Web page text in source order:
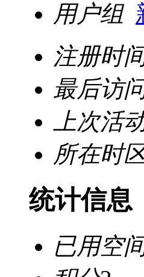
用户组
注册时
最后访
上次活
所在时
统计信息
已用空